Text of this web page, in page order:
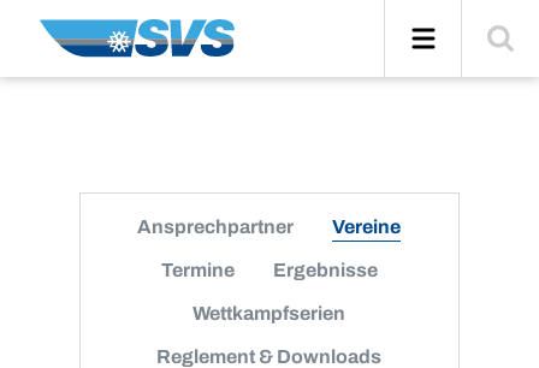
Inhalt
Ansprechpartner Vereine
Termine Ergebnisse
Wettkampfserien
Reglement & Downloads